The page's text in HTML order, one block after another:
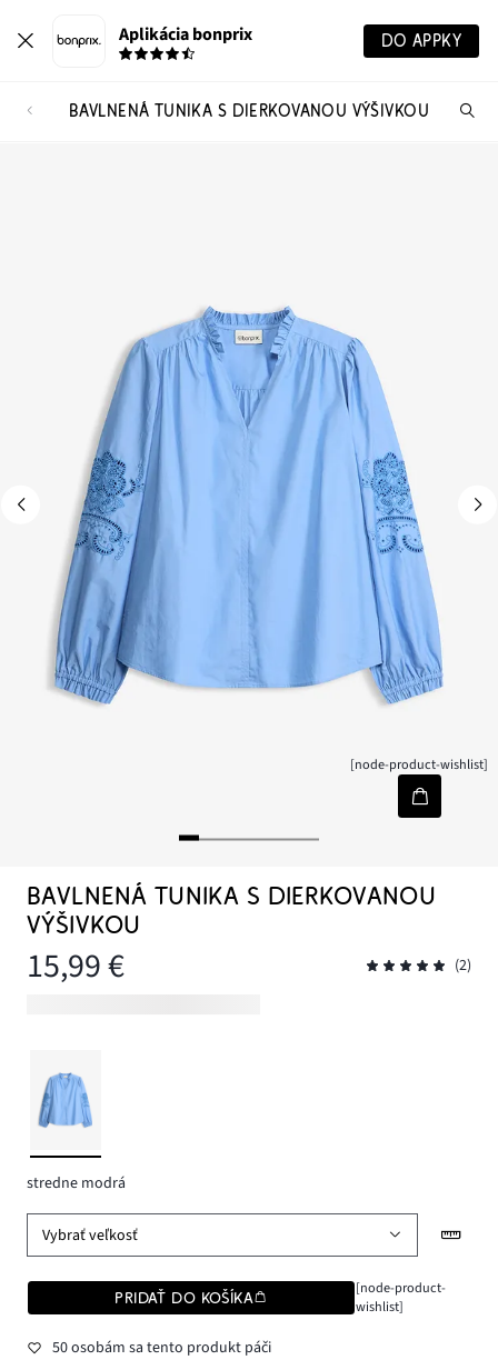
Aplikácia bonprix DO APPKY
BAVLNENÁ TUNIKA S DIERKOVANOU VÝŠIVKOU
[node-product-wishlist]
BAVLNENÁ TUNIKA S DIERKOVANOU
VÝŠIVKOU
15,99 € (2)
stredne modrá
Vybrať veľkosť
PRIDAŤ DO KOŠÍKA
[node-product-
wishlist]
50 osobám sa tento produkt páči